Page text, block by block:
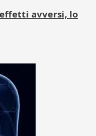
avversi, lo